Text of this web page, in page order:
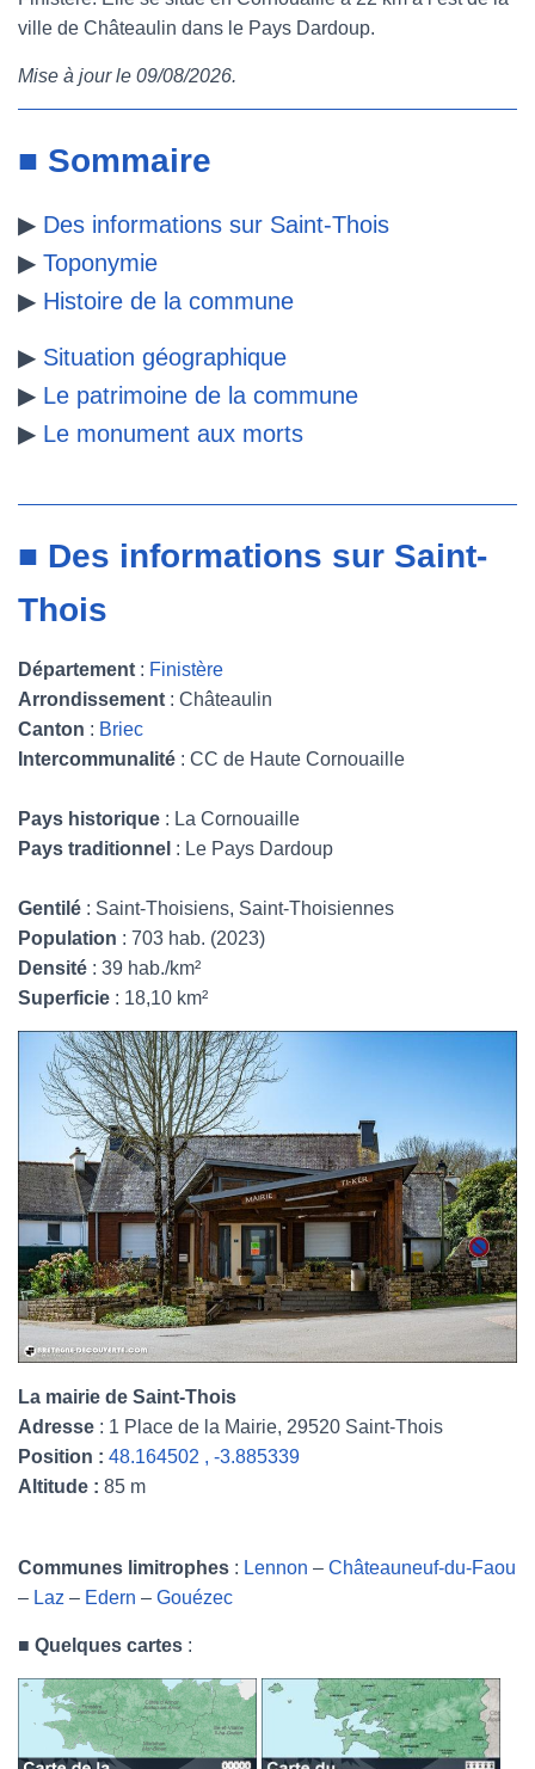
e
b
o
k
t
t
r
t
e
e
s
b
ville de Châteaulin dans le Pays Dardoup.
Mise à jour le 09/08/2026.
■ Sommaire
▶ Des informations sur Saint-Thois
▶ Toponymie
▶ Histoire de la commune
▶ Situation géographique
▶ Le patrimoine de la commune
▶ Le monument aux morts
■ Des informations sur Saint-
Thois
Département : Finistère
Arrondissement : Châteaulin
Canton : Briec
Intercommunalité : CC de Haute Cornouaille
Pays historique : La Cornouaille
Pays traditionnel : Le Pays Dardoup
Gentilé : Saint-Thoisiens, Saint-Thoisiennes
Population : 703 hab. (2023)
Densité : 39 hab./km²
Superficie : 18,10 km²
La mairie de Saint-Thois
Adresse : 1 Place de la Mairie, 29520 Saint-Thois
Position : 48.164502 , -3.885339
Altitude : 85 m
Communes limitrophes : Lennon – Châteauneuf-du-Faou
– Laz – Edern – Gouézec
■ Quelques cartes :